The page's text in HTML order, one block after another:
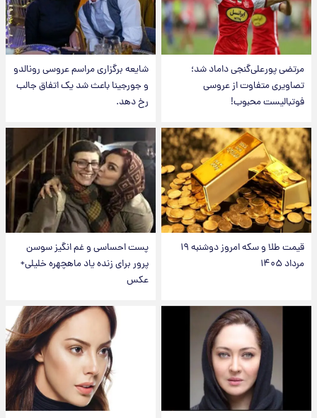
مرتضی پورعلی‌گنجی داماد شد؛
تصاویری متفاوت از عروسی
فوتبالیست محبوب!
شایعه برگزاری مراسم عروسی رونالدو
و جورجینا باعث شد یک اتفاق جالب
رخ دهد.
قیمت طلا و سکه امروز دوشنبه ۱۹
مرداد ۱۴۰۵
پست احساسی و غم انگیز سوسن
پرور برای زنده یاد ماهچهره خلیلی+
عکس